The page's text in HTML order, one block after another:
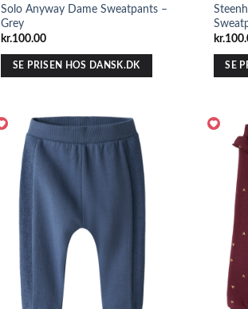
Solo Anyway Dame Sweatpants –
Grey
kr.100.00
SE PRISEN HOS DANSK.DK
kr.
SE